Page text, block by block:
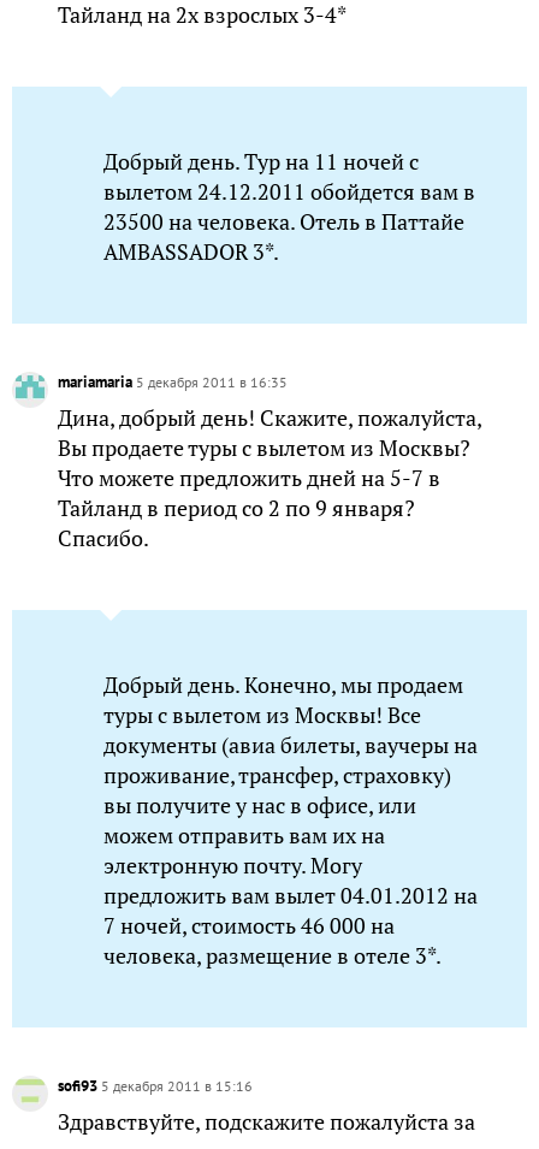
Тайланд на 2х взрослых 3-4*
Добрый день. Тур на 11 ночей с
вылетом 24.12.2011 обойдется вам в
23500 на человека. Отель в Паттайе
AMBASSADOR 3*.
mariamaria 5 декабря 2011 в 16:35
Дина, добрый день! Скажите, пожалуйста,
Вы продаете туры с вылетом из Москвы?
Что можете предложить дней на 5-7 в
Тайланд в период со 2 по 9 января?
Спасибо.
Добрый день. Конечно, мы продаем
туры с вылетом из Москвы! Все
документы (авиа билеты, ваучеры на
проживание, трансфер, страховку)
вы получите у нас в офисе, или
можем отправить вам их на
электронную почту. Могу
предложить вам вылет 04.01.2012 на
7 ночей, стоимость 46 000 на
человека, размещение в отеле 3*.
sofi93 5 декабря 2011 в 15:16
Здравствуйте, подскажите пожалуйста за